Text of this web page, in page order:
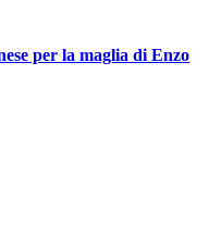
per la maglia di Enzo